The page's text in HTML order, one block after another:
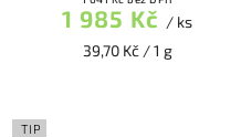
1 985 Kč / ks
39,70 Kč / 1 g
TIP